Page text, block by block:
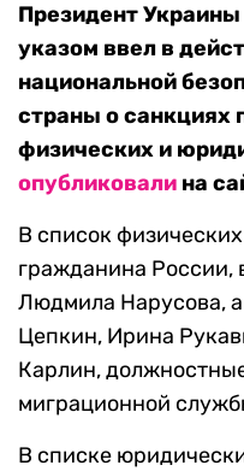
Президент
указом ввел в
национальной
страны о санкциях
физических и
опубликовали на
В список
гражданина России,
Людмила Нарусова,
Цепкин, Ирина
Карлин,
миграционной
В списке